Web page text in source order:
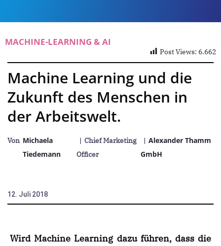
MACHINE-LEARNING & AI
Post Views: 6.662
Machine Learning und die
Zukunft des Menschen in
der Arbeitswelt.
Von Michaela
Tiedemann
| Chief Marketing
Officer
| Alexander Thamm
GmbH
12. Juli 2018
Wird Machine Learning dazu führen, dass die